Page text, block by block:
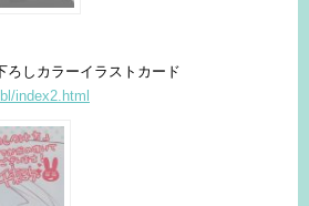
しカラーイラストカード
index2.html